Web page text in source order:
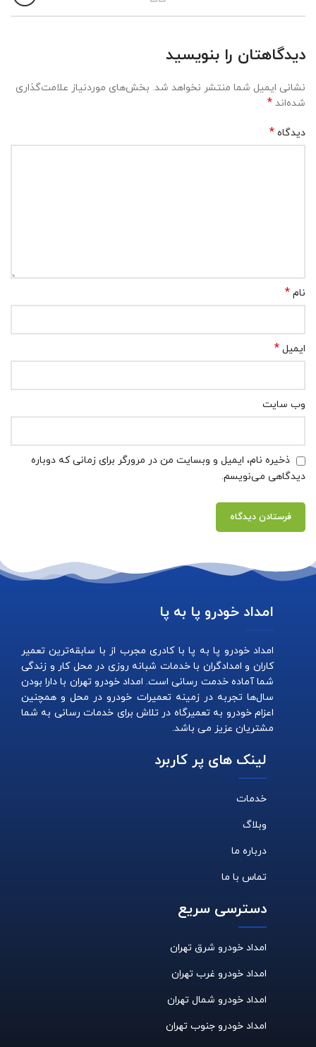
دیدگاهتان را بنویسید
نشانی ایمیل شما منتشر نخواهد شد. بخش‌های موردنیاز علامت‌گذاری
شده‌اند *
دیدگاه *
نام *
ایمیل *
وب‌ سایت
ذخیره نام، ایمیل و وبسایت من در مرورگر برای زمانی که دوباره
دیدگاهی می‌نویسم.
امداد خودرو پا به پا
امداد خودرو پا به پا با کادری مجرب از با سابقه‌ترین تعمیر
کاران و امدادگران با خدمات شبانه روزی در محل کار و زندگی
شما آماده خدمت رسانی است. امداد خودرو تهران با دارا بودن
سال‌ها تجربه در زمینه تعمیرات خودرو در محل و همچنین
اعزام خودرو به تعمیرگاه در تلاش برای خدمات رسانی به شما
مشتریان عزیز می باشد.
لینک های پر کاربرد
خدمات
وبلاگ
درباره ما
تماس با ما
دسترسی سریع
امداد خودرو شرق تهران
امداد خودرو غرب تهران
امداد خودرو شمال تهران
امداد خودرو جنوب تهران